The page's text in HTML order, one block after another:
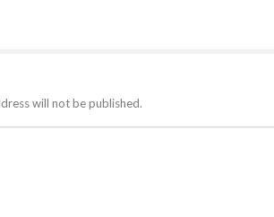
will not be published.